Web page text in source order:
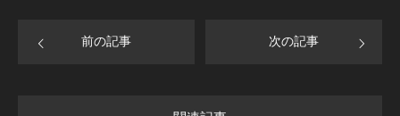
前の記事 次の記事